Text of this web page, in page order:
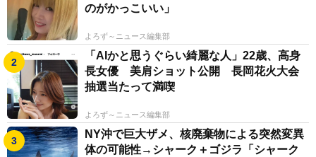
のがかっこいい」
よろず～ニュース編集部
「AIかと思うぐらい綺麗な人」22歳、高身
長女優 美肩ショット公開 長岡花火大会
抽選当たって満喫
よろず～ニュース編集部
NY沖で巨大ザメ、核廃棄物による突然変異
体の可能性→シャーク＋ゴジラ「シャーク